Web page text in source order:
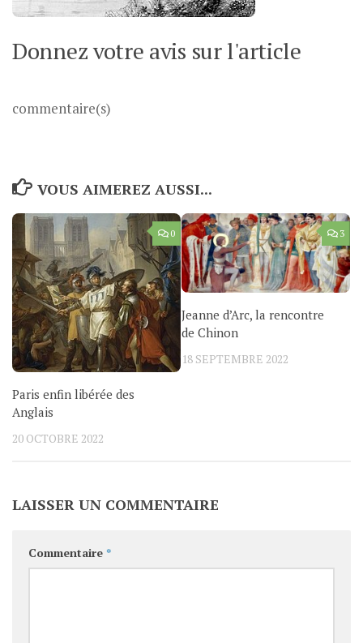
Donnez votre avis sur l'article
commentaire(s)
VOUS AIMEREZ AUSSI...
0
Paris enfin libérée des
Anglais
20 OCTOBRE 2022
3
Jeanne d’Arc, la rencontre
de Chinon
18 SEPTEMBRE 2022
LAISSER UN COMMENTAIRE
Commentaire *